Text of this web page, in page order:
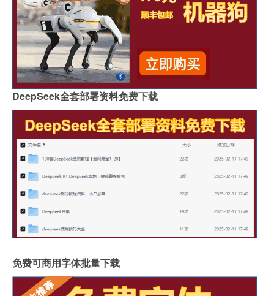
DeepSeek全套部署资料免费下载
免费可商用字体批量下载